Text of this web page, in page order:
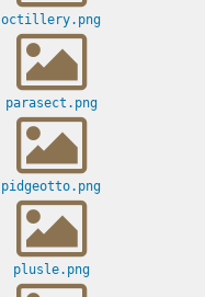
octillery.png
parasect.png
pidgeotto.png
plusle.png